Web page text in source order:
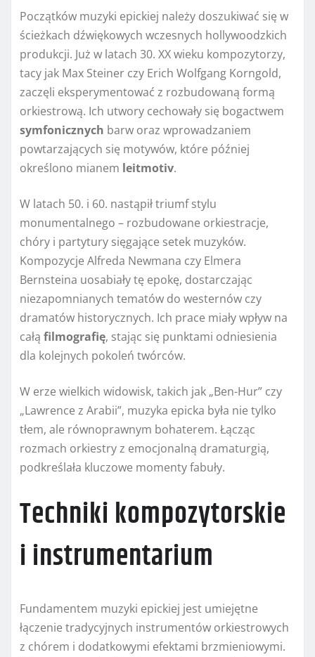
Początków muzyki epickiej należy doszukiwać się w
ścieżkach dźwiękowych wczesnych hollywoodzkich
produkcji. Już w latach 30. XX wieku kompozytorzy,
tacy jak Max Steiner czy Erich Wolfgang Korngold,
zaczęli eksperymentować z rozbudowaną formą
orkiestrową. Ich utwory cechowały się bogactwem
symfonicznych barw oraz wprowadzaniem
powtarzających się motywów, które później
określono mianem leitmotiv.
W latach 50. i 60. nastąpił triumf stylu
monumentalnego – rozbudowane orkiestracje,
chóry i partytury sięgające setek muzyków.
Kompozycje Alfreda Newmana czy Elmera
Bernsteina uosabiały tę epokę, dostarczając
niezapomnianych tematów do westernów czy
dramatów historycznych. Ich prace miały wpływ na
całą filmografię, stając się punktami odniesienia
dla kolejnych pokoleń twórców.
W erze wielkich widowisk, takich jak „Ben-Hur” czy
„Lawrence z Arabii”, muzyka epicka była nie tylko
tłem, ale równoprawnym bohaterem. Łącząc
rozmach orkiestry z emocjonalną dramaturgią,
podkreślała kluczowe momenty fabuły.
Techniki kompozytorskie
i instrumentarium
Fundamentem muzyki epickiej jest umiejętne
łączenie tradycyjnych instrumentów orkiestrowych
z chórem i dodatkowymi efektami brzmieniowymi.